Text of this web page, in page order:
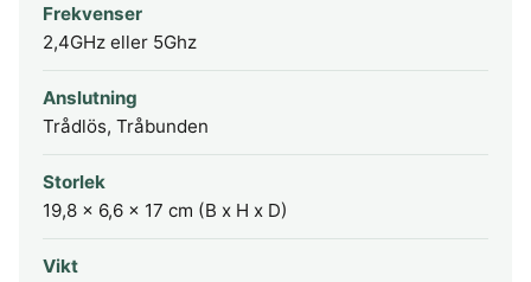
Frekvenser
2,4GHz eller 5Ghz
Anslutning
Trådlös, Tråbunden
Storlek
19,8 x 6,6 x 17 cm (B x H x D)
Vikt